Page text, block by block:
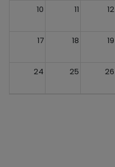
10 11 12
17 18 19
24 25 26